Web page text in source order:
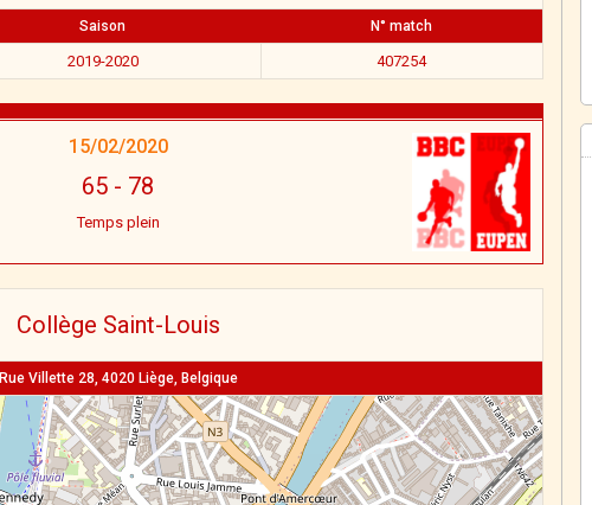
Saison N° match
2019-2020 407254
15/02/2020
65 - 78
Temps plein
Collège Saint-Louis
Rue Villette 28, 4020 Liège, Belgique